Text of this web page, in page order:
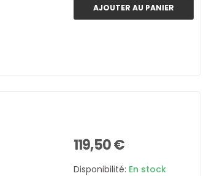
AJOUTER AU PANIER
119,50 €
Disponibilité: En stock